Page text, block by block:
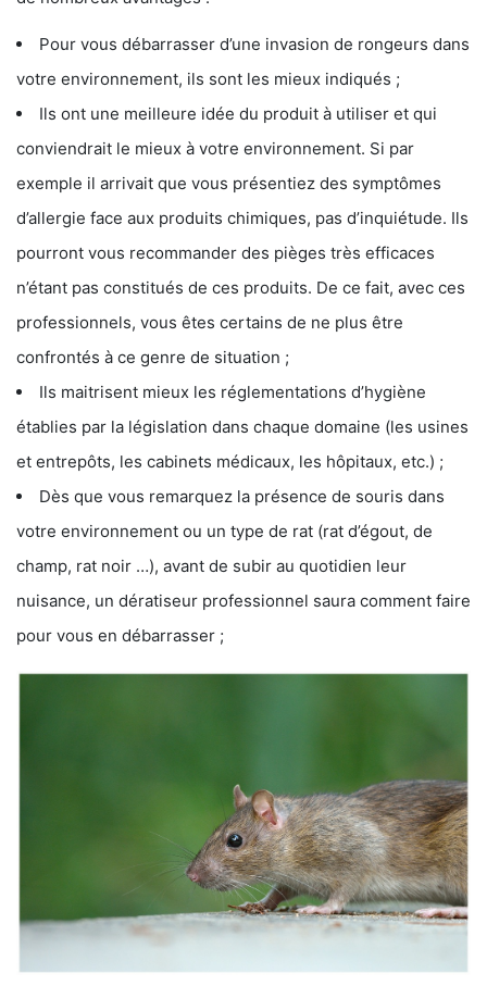
Pour vous débarrasser d’une invasion de rongeurs dans
votre environnement, ils sont les mieux indiqués ;
Ils ont une meilleure idée du produit à utiliser et qui
conviendrait le mieux à votre environnement. Si par
exemple il arrivait que vous présentiez des symptômes
d’allergie face aux produits chimiques, pas d’inquiétude. Ils
pourront vous recommander des pièges très efficaces
n’étant pas constitués de ces produits. De ce fait, avec ces
professionnels, vous êtes certains de ne plus être
confrontés à ce genre de situation ;
Ils maitrisent mieux les réglementations d’hygiène
établies par la législation dans chaque domaine (les usines
et entrepôts, les cabinets médicaux, les hôpitaux, etc.) ;
Dès que vous remarquez la présence de souris dans
votre environnement ou un type de rat (rat d’égout, de
champ, rat noir …), avant de subir au quotidien leur
nuisance, un dératiseur professionnel saura comment faire
pour vous en débarrasser ;